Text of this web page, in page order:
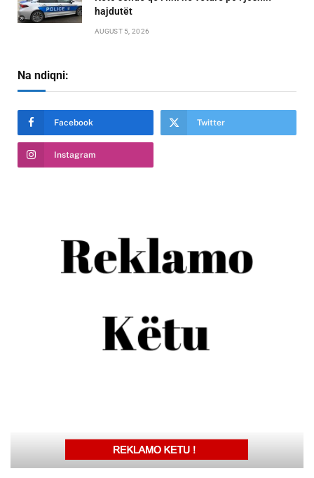
hajdutët
AUGUST 5, 2026
Na ndiqni:
Facebook Twitter
Instagram